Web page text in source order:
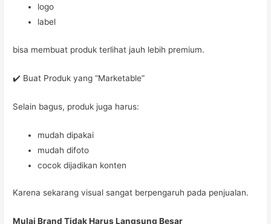
logo
label
bisa membuat produk terlihat jauh lebih premium.
✔️ Buat Produk yang “Marketable”
Selain bagus, produk juga harus:
mudah dipakai
mudah difoto
cocok dijadikan konten
Karena sekarang visual sangat berpengaruh pada penjualan.
Mulai Brand Tidak Harus Langsung Besar